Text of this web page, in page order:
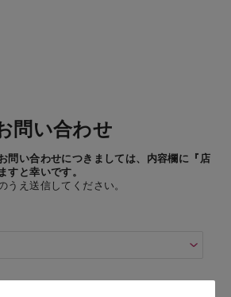
問い合わせ
問い合わせにつきましては、内容欄に『店
すと幸いです。
え送信してください。